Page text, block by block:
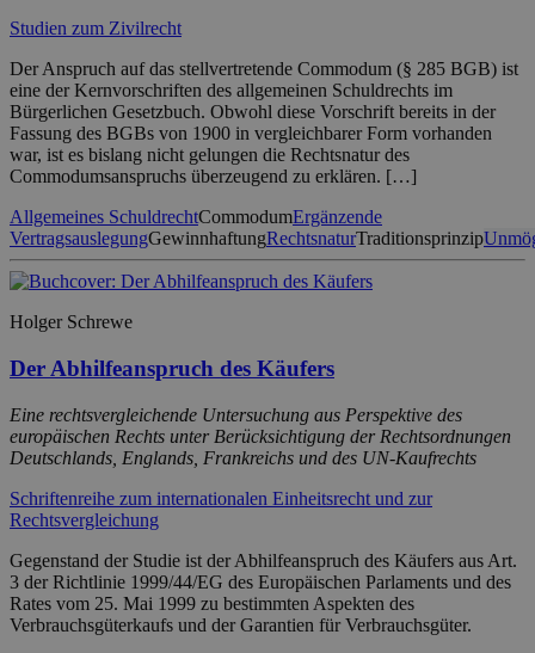
Studien zum Zivilrecht
Der Anspruch auf das stellvertretende Commodum (§ 285 BGB) ist
eine der Kernvorschriften des allgemeinen Schuldrechts im
Bürgerlichen Gesetzbuch. Obwohl diese Vorschrift bereits in der
Fassung des BGBs von 1900 in vergleichbarer Form vorhanden
war, ist es bislang nicht gelungen die Rechtsnatur des
Commodumsanspruchs überzeugend zu erklären. […]
Allgemeines SchuldrechtCommodumErgänzende
VertragsauslegungGewinnhaftungRechtsnaturTraditionsprinzip
Holger Schrewe
Der Abhilfeanspruch des Käufers
Eine rechtsvergleichende Untersuchung aus Perspektive des
europäischen Rechts unter Berücksichtigung der Rechtsordnungen
Deutschlands, Englands, Frankreichs und des UN-Kaufrechts
Schriftenreihe zum internationalen Einheitsrecht und zur
Rechtsvergleichung
Gegenstand der Studie ist der Abhilfeanspruch des Käufers aus Art.
3 der Richtlinie 1999/44/EG des Europäischen Parlaments und des
Rates vom 25. Mai 1999 zu bestimmten Aspekten des
Verbrauchsgüterkaufs und der Garantien für Verbrauchsgüter.